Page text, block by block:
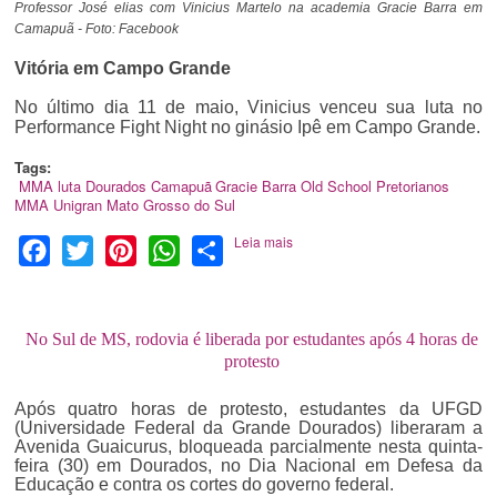
Professor José elias com Vinicius Martelo na academia Gracie Barra em
Camapuã - Foto: Facebook
Vitória em Campo Grande
No último dia 11 de maio, Vinicius venceu sua luta no
Performance Fight Night no ginásio Ipê em Campo Grande.
Tags:
MMA luta Dourados Camapuã Gracie Barra Old School Pretorianos
MMA Unigran Mato Grosso do Sul
Facebook
Twitter PinterestWhatsApp
Share
Leia mais
No Sul de MS, rodovia é liberada por estudantes após 4 horas de
protesto
Após quatro horas de protesto, estudantes da UFGD
(Universidade Federal da Grande Dourados) liberaram a
Avenida Guaicurus, bloqueada parcialmente nesta quinta-
feira (30) em Dourados, no Dia Nacional em Defesa da
Educação e contra os cortes do governo federal.